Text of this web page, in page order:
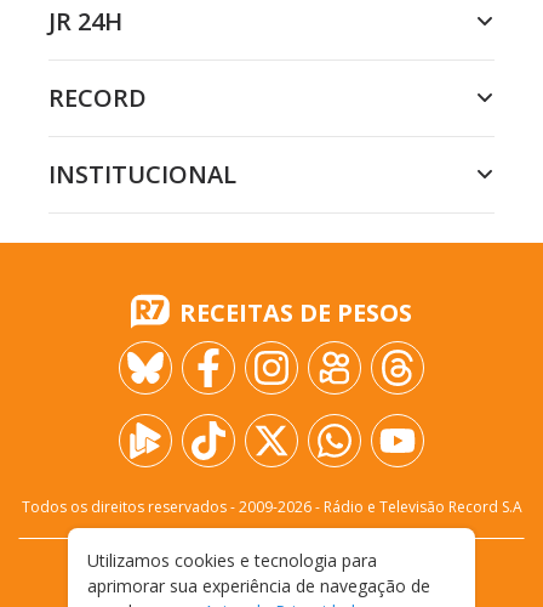
JR 24H
RECORD
INSTITUCIONAL
RECEITAS DE PESOS
Todos os direitos reservados - 2009-2026- Rádio e Televisão Record S.A
FALE CONOSCO
PRIVACIDADE
Utilizamos cookies e tecnologia para
aprimorar sua experiência de navegação de